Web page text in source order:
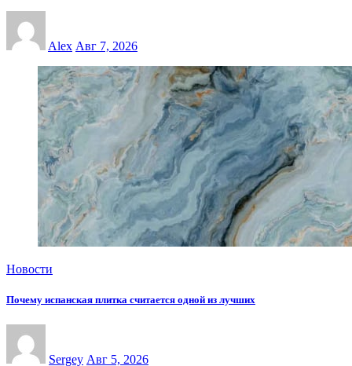
Alex Авг 7, 2026
Новости
Почему испанская плитка считается одной из лучших
Sergey Авг 5, 2026